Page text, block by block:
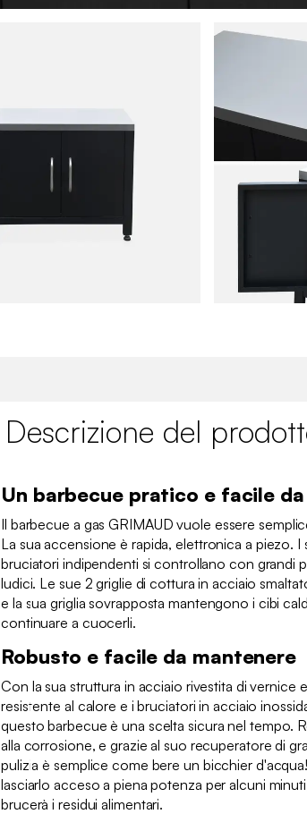
Descrizione del
Un barbecue pratico e facile da
Il barbecue a gas GRIMAUD vuole essere
La sua accensione è rapida, elettronica a piezo. I
bruciatori indipendenti si controllano con grandi
ludici. Le sue 2 griglie di cottura in acciaio
e la sua griglia sovrapposta mantengono i cibi
continuare a cuocerli.
Robusto e facile da mantenere
Con la sua struttura in acciaio rivestita di vernice
resistente al calore e i bruciatori in acciaio
questo barbecue è una scelta sicura nel tempo.
alla corrosione, e grazie al suo recuperatore di
pulizia è semplice come bere un bicchier
lasciarlo acceso a piena potenza per alcuni
brucerà i residui alimentari.